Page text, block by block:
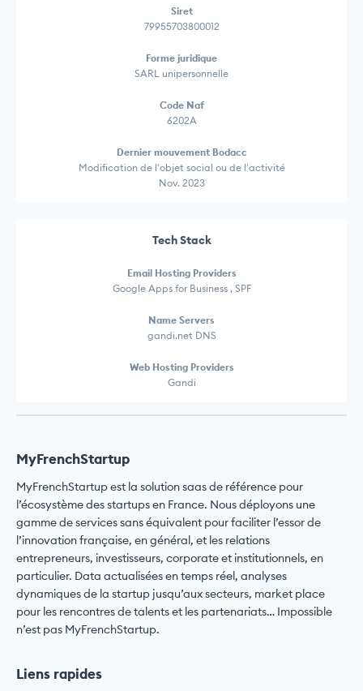
Siret
79955703800012
Forme juridique
SARL unipersonnelle
Code Naf
6202A
Dernier mouvement Bodacc
Modification de l'objet social ou de l'activité
Nov. 2023
Tech Stack
Email Hosting Providers
Google Apps for Business , SPF
Name Servers
gandi.net DNS
Web Hosting Providers
Gandi
MyFrenchStartup
MyFrenchStartup est la solution saas de référence pour
l’écosystème des startups en France. Nous déployons une
gamme de services sans équivalent pour faciliter l’essor de
l’innovation française, en général, et les relations
entrepreneurs, investisseurs, corporate et institutionnels, en
particulier. Data actualisées en temps réel, analyses
dynamiques de la startup jusqu’aux secteurs, market place
pour les rencontres de talents et les partenariats… Impossible
n’est pas MyFrenchStartup.
Liens rapides